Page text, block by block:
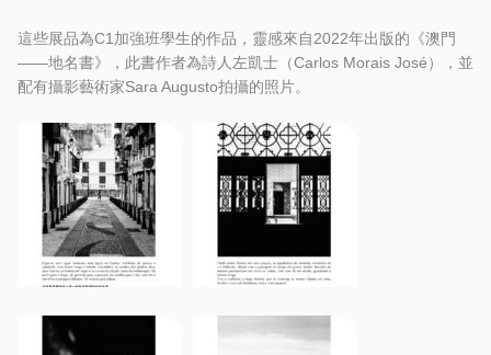
這些展品為C1加強班學生的作品，靈感來自2022年出版的《澳門
——地名書》，此書作者為詩人左凱士（Carlos Morais José），並
配有攝影藝術家Sara Augusto拍攝的照片。